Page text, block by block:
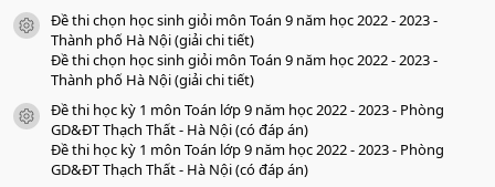
icon tài liệu
Đề thi chọn học sinh giỏi môn Toán 9 năm học 2022 - 2023 -
Thành phố Hà Nội (giải chi tiết)
Đề thi chọn học sinh giỏi môn Toán 9 năm học 2022 - 2023 -
Thành phố Hà Nội (giải chi tiết)
icon tài liệu
Đề thi học kỳ 1 môn Toán lớp 9 năm học 2022 - 2023 - Phòng
GD&ĐT Thạch Thất - Hà Nội (có đáp án)
Đề thi học kỳ 1 môn Toán lớp 9 năm học 2022 - 2023 - Phòng
GD&ĐT Thạch Thất - Hà Nội (có đáp án)